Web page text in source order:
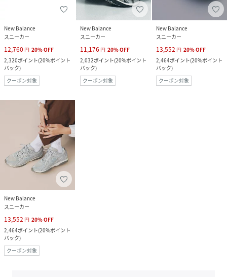
New Balance
スニーカー
12,760 円 20%OFF
2,320ポイント(20%ポイント
バック)
クーポン対象
New Balance
スニーカー
11,176 円 20%OFF
2,032ポイント(20%ポイント
バック)
クーポン対象
New Balance
スニーカー
13,552 円 20%OFF
2,464ポイント(20%ポイント
バック)
クーポン対象
New Balance
スニーカー
13,552 円 20%OFF
2,464ポイント(20%ポイント
バック)
クーポン対象